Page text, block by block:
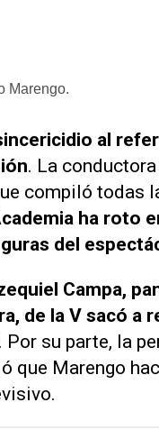
Marengo.
al
. La
compiló todas
ha roto
del
Campa,
de la V sacó a
. Por su parte, la
que Marengo